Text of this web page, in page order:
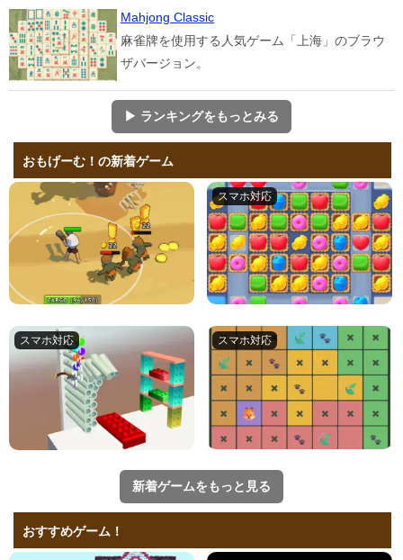
Mahjong Classic
麻雀牌を使用する人気ゲーム「上海」のブラウ
ザバージョン。
▶ ランキングをもっとみる
おもげーむ！の新着ゲーム
新着ゲームをもっと見る
おすすめゲーム！